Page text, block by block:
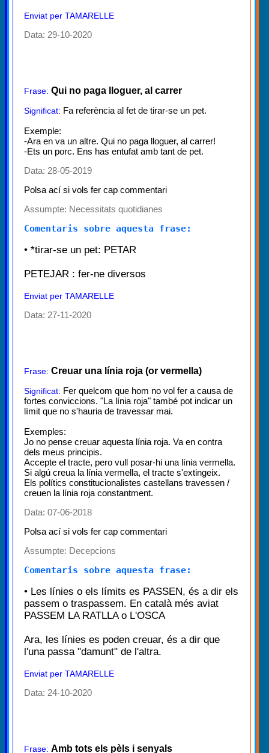
Enviat per TAMARELLE
Data: 29-10-2020
Frase: Qui no paga lloguer, al carrer
Significat: Fa referència al fet de tirar-se un pet.
Exemple:
-Ara en va un altre. Qui no paga lloguer, al carrer!
-Ets un porc. Ens has entufat amb tant de pet.
Data: 28-05-2019
Polsa ací si vols fer cap commentari
Assumpte: Necessitats quotidianes
Comentaris sobre aquesta frase:
• *tirar-se un pet: PETAR
PETEJAR : fer-ne diversos
Enviat per TAMARELLE
Data: 27-11-2020
Frase: Creuar una línia roja (or vermella)
Significat: Fer quelcom que hom no vol fer a causa de
fortes conviccions. "La línia roja" també pot indicar un
límit que no s'hauria de travessar mai.
Exemples:
Jo no pense creuar aquesta línia roja. Va en contra
dels meus principis.
Accepte el tracte, pero vull posar-hi una línia vermella.
Si algú creua la línia vermella, el tracte s'extingeix.
Els polítics constitucionalistes castellans travessen /
creuen la línia roja constantment.
Data: 07-06-2018
Polsa ací si vols fer cap commentari
Assumpte: Decepcions
Comentaris sobre aquesta frase:
• Les línies o els límits es PASSEN, és a dir els
passem o traspassem. En català més aviat
PASSEM LA RATLLA o L'OSCA
Ara, les línies es poden creuar, és a dir que
l'una passa "damunt" de l'altra.
Enviat per TAMARELLE
Data: 24-10-2020
Frase: Amb tots els pèls i senyals